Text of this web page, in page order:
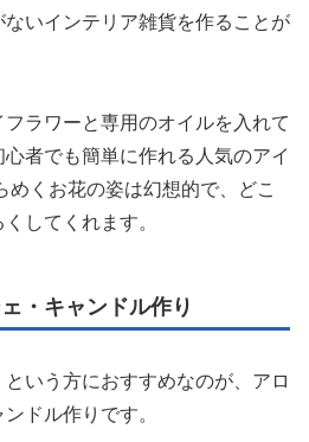
ないインテリア雑貨を作ることが
ラワーと専用のオイルを入れて
心者でも簡単に作れる人気のアイ
めくお花の姿は幻想的で、どこ
してくれます。
・キャンドル作り
いう方におすすめなのが、アロ
ドル作りです。